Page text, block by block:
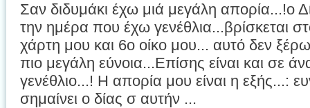
Σαν διδυμάκι έχω μιά μεγάλη απορία...!ο
την ημέρα που έχω γενέθλια...βρίσκεται
χάρτη μου και 6ο οίκο μου... αυτό δεν ξέρω
πιο μεγάλη εύνοια...Επίσης είναι και σε
γενέθλιο...! Η απορία μου είναι η εξής...:
σημαίνει ο δίας σ αυτήν ...